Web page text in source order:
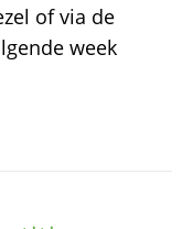
of via de
week